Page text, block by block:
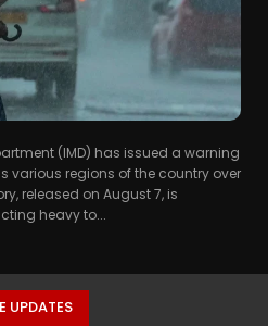
(IMD) has issued a warning
various regions of the country over
released on August 7, is
heavy to...
UPDATES